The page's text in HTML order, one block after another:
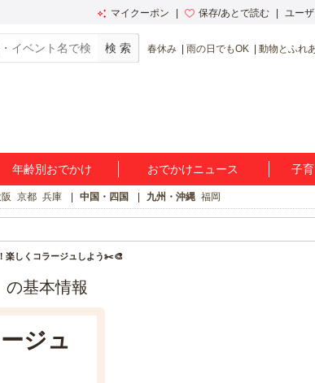
マイクーポン 保存/あとで読む ユー
春休み 雨の日でもOK 動物とふれ
年齢別おでかけ おでかけニュース 子
京都 兵庫 中国・四国 九州・沖縄 福岡
楽しくコラージュしよう✂️🎨
基本情報
ジュ